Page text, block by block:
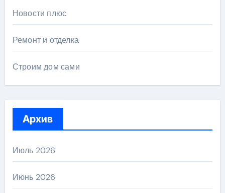
Новости плюс
Ремонт и отделка
Строим дом сами
Архив
Июль 2026
Июнь 2026